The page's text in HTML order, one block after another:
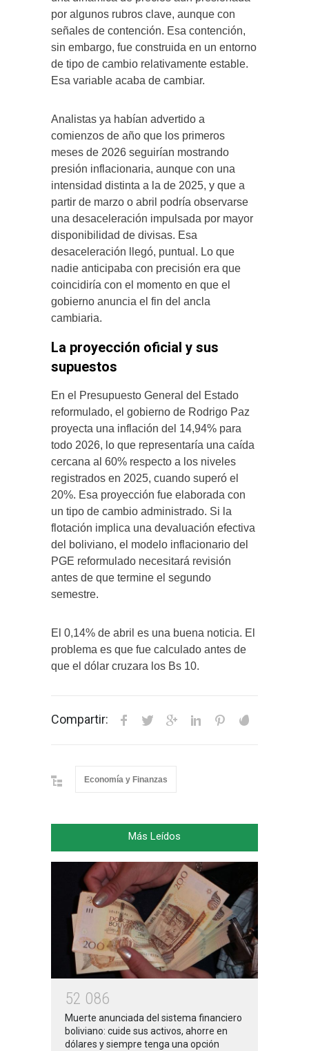
por algunos rubros clave, aunque con
señales de contención. Esa contención,
sin embargo, fue construida en un entorno
de tipo de cambio relativamente estable.
Esa variable acaba de cambiar.
Analistas ya habían advertido a
comienzos de año que los primeros
meses de 2026 seguirían mostrando
presión inflacionaria, aunque con una
intensidad distinta a la de 2025, y que a
partir de marzo o abril podría observarse
una desaceleración impulsada por mayor
disponibilidad de divisas. Esa
desaceleración llegó, puntual. Lo que
nadie anticipaba con precisión era que
coincidiría con el momento en que el
gobierno anuncia el fin del ancla
cambiaria.
La proyección oficial y sus
supuestos
En el Presupuesto General del Estado
reformulado, el gobierno de Rodrigo Paz
proyecta una inflación del 14,94% para
todo 2026, lo que representaría una caída
cercana al 60% respecto a los niveles
registrados en 2025, cuando superó el
20%. Esa proyección fue elaborada con
un tipo de cambio administrado. Si la
flotación implica una devaluación efectiva
del boliviano, el modelo inflacionario del
PGE reformulado necesitará revisión
antes de que termine el segundo
semestre.
El 0,14% de abril es una buena noticia. El
problema es que fue calculado antes de
que el dólar cruzara los Bs 10.
Compartir:
Economía y Finanzas
Más Leídos
52 086
Muerte anunciada del sistema financiero
boliviano: cuide sus activos, ahorre en
dólares y siempre tenga una opción